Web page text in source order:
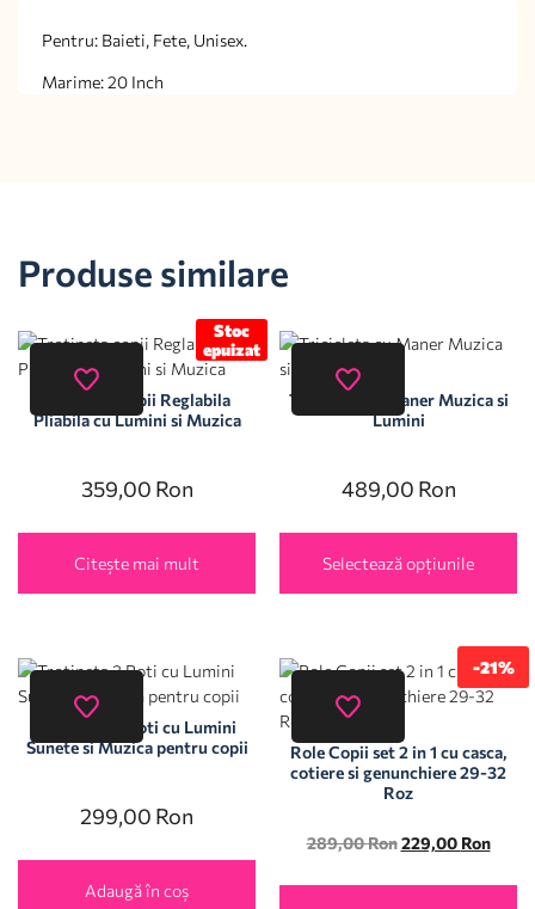
Pentru: Baieti, Fete, Unisex.
Marime: 20 Inch
Produse similare
Stoc
epuizat
Trotineta copii Reglabila
Pliabila cu Lumini si Muzica
359,00 Ron
Citește mai mult
Tricicleta cu Maner Muzica si
Lumini
489,00 Ron
Selectează opțiunile
Trotineta 3 Roti cu Lumini
Sunete si Muzica pentru copii
299,00 Ron
Adaugă în coș
-21%
Role Copii set 2 in 1 cu casca,
cotiere si genunchiere 29-32
Roz
289,00Ron 229,00 Ron